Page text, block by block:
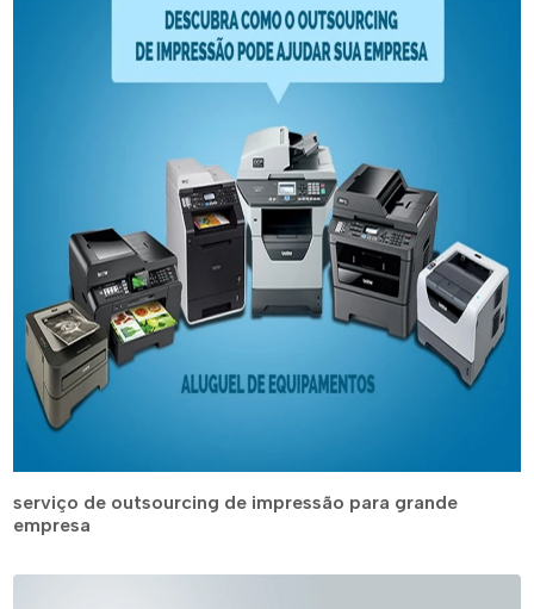
serviço de outsourcing de impressão para grande
empresa